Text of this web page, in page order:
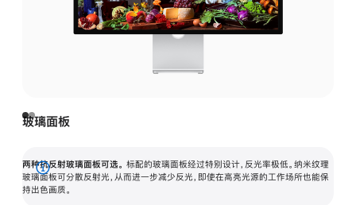
玻璃面板
两种抗反射玻璃面板可选。 标配的玻璃面板经过特别设计，反光率极低。纳米纹理
玻璃面板可分散反射光，从而进一步减少反光，即使在高亮光源的工作场所也能保
持出色画质。
展
开